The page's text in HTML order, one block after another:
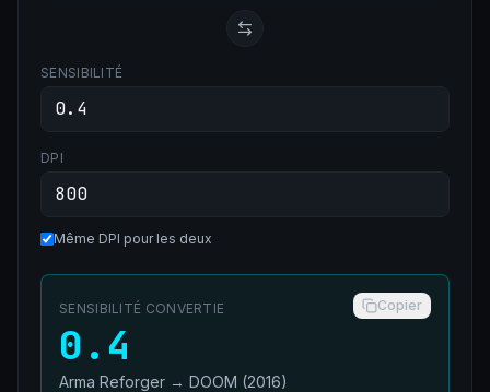
SENSIBILITÉ
DPI
Même DPI pour les deux
SENSIBILITÉ CONVERTIE Copier
0.4
Arma Reforger → DOOM (2016)